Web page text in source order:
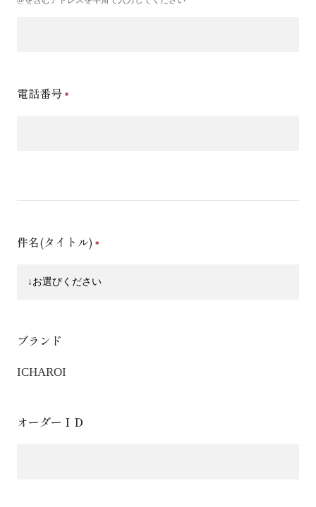
電話番号
件名(タイトル)
ブランド
ICHAROI
オーダーＩＤ